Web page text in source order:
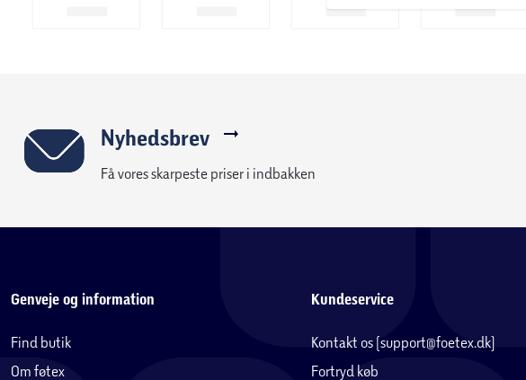
Nyhedsbrev
Få vores skarpeste priser i indbakken
Genveje og information
Find butik
Om føtex
Kundeservice
Kontakt os (support@foetex.dk)
Fortryd køb